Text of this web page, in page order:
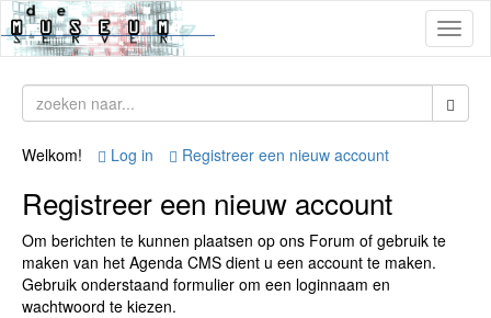
Welkom! Log in Registreer een nieuw account
Registreer een nieuw account
Om berichten te kunnen plaatsen op ons Forum of gebruik te
maken van het Agenda CMS dient u een account te maken.
Gebruik onderstaand formulier om een loginnaam en
wachtwoord te kiezen.